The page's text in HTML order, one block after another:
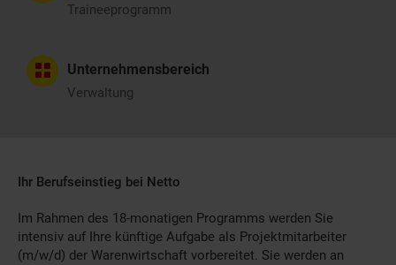
Traineeprogramm
Unternehmensbereich
Verwaltung
Ihr Berufseinstieg bei Netto
Im Rahmen des 18-monatigen Programms werden Sie
intensiv auf Ihre künftige Aufgabe als Projektmitarbeiter
(m/w/d) der Warenwirtschaft vorbereitet. Sie werden an